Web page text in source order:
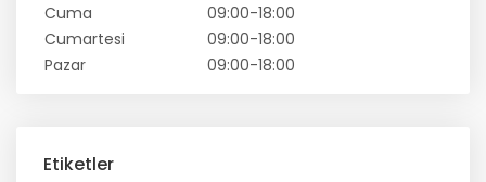
Cuma
09:00-18:00
Cumartesi
09:00-18:00
Pazar
09:00-18:00
Etiketler